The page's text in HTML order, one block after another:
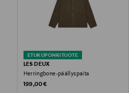
ETUKUPONKITUOTE
LES DEUX
Herringbone-päällyspaita
Original Price
199,00 €